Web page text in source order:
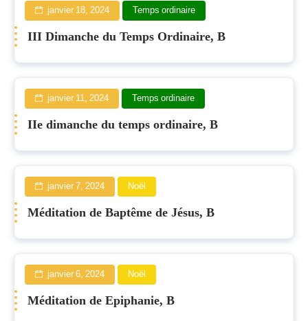
janvier 18, 2024 Temps ordinaire
III Dimanche du Temps Ordinaire, B
janvier 11, 2024 Temps ordinaire
IIe dimanche du temps ordinaire, B
janvier 7, 2024 Noël
Méditation de Baptême de Jésus, B
janvier 6, 2024 Noël
Méditation de Epiphanie, B